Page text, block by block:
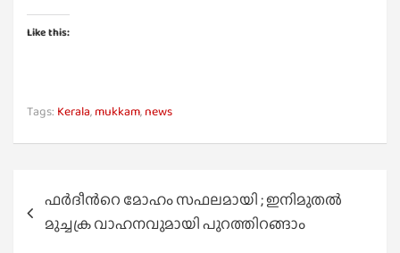
Like this:
Tags: Kerala, mukkam, news
navigation
ഫര്‍ദീന്‍റെ മോഹം സഫലമായി ; ഇനിമുതല്‍
മുച്ചക്ര വാഹനവുമായി പുറത്തിറങ്ങാം